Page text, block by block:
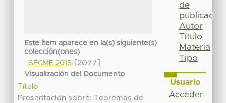
Este ítem aparece en la(s) siguiente(s)
colección(ones)
SECME 2015
[2077]
Visualización del Documento
Título
Presentación sobre: Teoremas de
de
publicación
Autor
Título
Materia
Tipo
Usuario
Acceder